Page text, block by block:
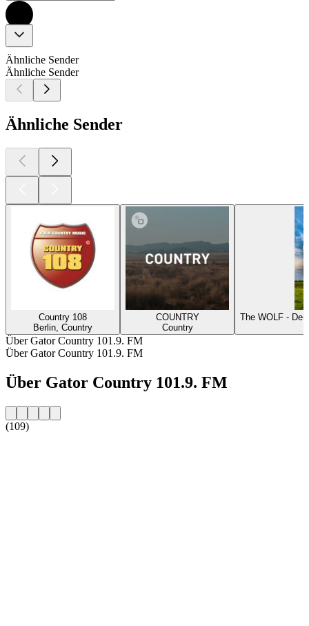
Ähnliche Sender
Ähnliche Sender
Ähnliche Sender
Country 108
Berlin, Country
COUNTRY
Country
The WOLF -
Über Gator Country 101.9. FM
Über Gator Country 101.9. FM
Über Gator Country 101.9. FM
(109)